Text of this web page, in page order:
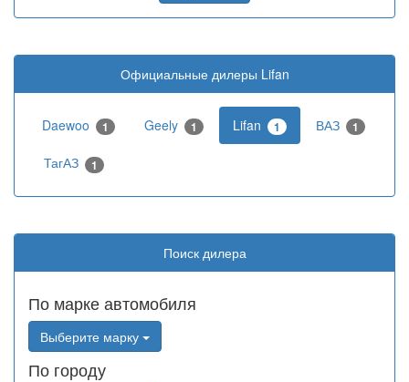
Официальные дилеры Lifan
Daewoo 1 Geely 1 Lifan 1 ВАЗ 1
ТагАЗ 1
Поиск дилера
По марке автомобиля
Выберите марку
По городу